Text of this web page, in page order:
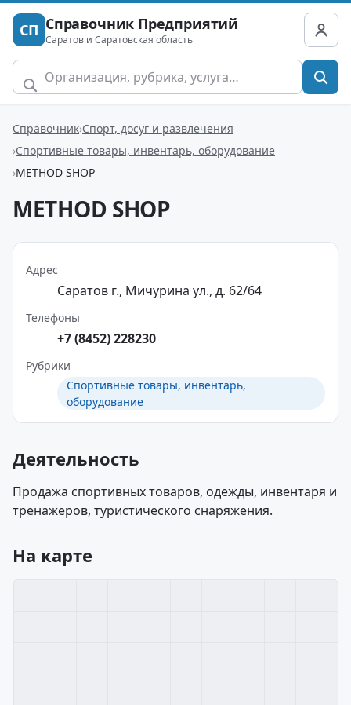
СП Справочник Предприятий
Саратов и Саратовская область
Справочник Спорт, досуг и развлечения
Спортивные товары, инвентарь, оборудование
METHOD SHOP
METHOD SHOP
Адрес
Саратов г., Мичурина ул., д. 62/64
Телефоны
+7 (8452) 228230
Рубрики
Спортивные товары, инвентарь,
оборудование
Деятельность
Продажа спортивных товаров, одежды, инвентаря и
тренажеров, туристического снаряжения.
На карте